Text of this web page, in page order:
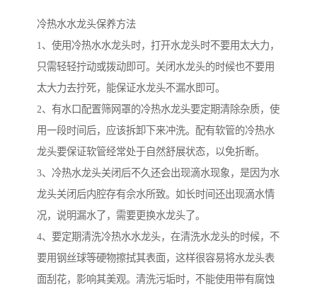
冷热水水龙头保养方法
1、使用冷热水水龙头时，打开水龙头时不要用太大力，
只需轻轻拧动或拨动即可。关闭水龙头的时候也不要用
太大力去拧死，能保证水龙头不漏水即可。
2、有水口配置筛网罩的冷热水龙头要定期清除杂质，使
用一段时间后，应该拆卸下来冲洗。配有软管的冷热水
龙头要保证软管经常处于自然舒展状态，以免折断。
3、冷热水龙头关闭后不久还会出现滴水现象，是因为水
龙头关闭后内腔存有佘水所致。如长时间还出现滴水情
况，说明漏水了，需要更换水龙头了。
4、要定期清洗冷热水水龙头，在清洗水龙头的时候，不
要用钢丝球等硬物擦拭其表面，这样很容易将水龙头表
面刮花，影响其美观。清洗污垢时，不能使用带有腐蚀